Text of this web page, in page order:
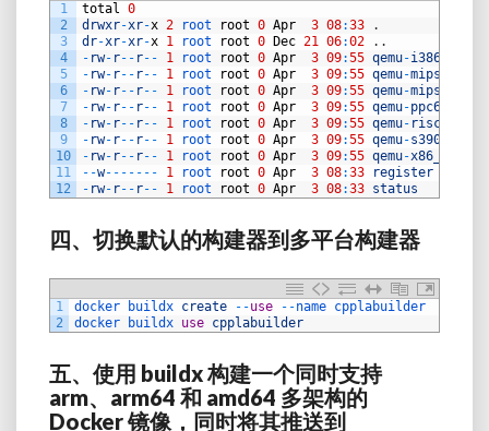
1
2
3
4
5
6
7
8
9
10
11
12
total 0
drwxr-xr-x 2 root root 0 Apr 3 08:33
.
dr-xr-xr-x 1 root root 0 Dec 21 06:02 . .
- rw- r-- r-- 1 root root 0 Apr 3 09:55 qemu-i386
- rw- r-- r-- 1 root root 0 Apr 3 09:55 qemu-mips64
- rw- r-- r-- 1 root root 0 Apr 3 09:55 qemu-mips64el
- rw- r-- r-- 1 root root 0 Apr 3 09:55 qemu-ppc64le
- rw- r-- r-- 1 root root 0 Apr 3 09:55 qemu- riscv64
- rw- r-- r-- 1 root root 0 Apr 3 09:55 qemu-s390x
- rw- r-- r-- 1 root root 0 Apr 3 09:55 qemu-x86_64
--w-- -- -- - 1 root root 0 Apr 3 08:33
register
- rw- r-- r-- 1 root root 0 Apr 3 08:33 status
四、切换默认的构建器到多平台构建器
1
2
docker buildx create --use --name cpplabuilder
docker
buildx use cpplabuilder
五、 使用 buildx构建一个同时支持
arm、 arm64 和 amd64 多架构的
Docker镜像，同时将其推送到